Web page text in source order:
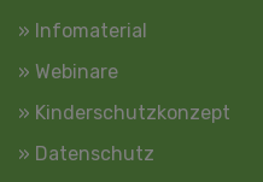
» Infomaterial
» Webinare
» Kinderschutzkonzept
» Datenschutz